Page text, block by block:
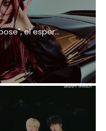
el esper...